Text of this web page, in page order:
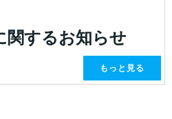
関するお知らせ
もっと見る